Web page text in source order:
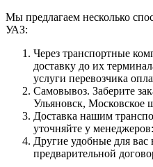
Мы предлагаем несколько
УАЗ:
Через транспортные
доставку до их
услуги перевозчика
Самовывоз. Заберите
Ульяновск, Московское
Доставка нашим
уточняйте у менеджеров:
Другие удобные для
предварительной